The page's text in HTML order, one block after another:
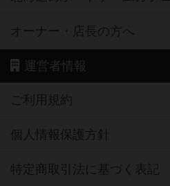
オーナー・店長の方へ
運営者情報
ご利用規約
個人情報保護方針
特定商取引法に基づく表記